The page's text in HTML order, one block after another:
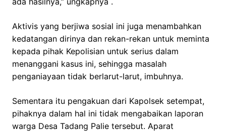
Aktivis yang berjiwa sosial ini juga menambahkan
kedatangan dirinya dan rekan-rekan untuk meminta
kepada pihak Kepolisian untuk serius dalam
menanggani kasus ini, sehingga masalah
penganiayaan tidak berlarut-larut, imbuhnya.
Sementara itu pengakuan dari Kapolsek setempat,
pihaknya dalam hal ini tidak mengabaikan laporan
warga Desa Tadang Palie tersebut. Aparat